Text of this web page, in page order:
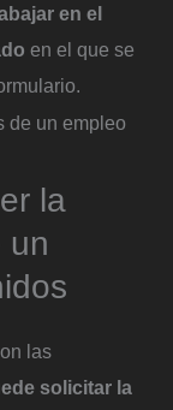
en el
en el que se
de un empleo
la
un
las
solicitar la